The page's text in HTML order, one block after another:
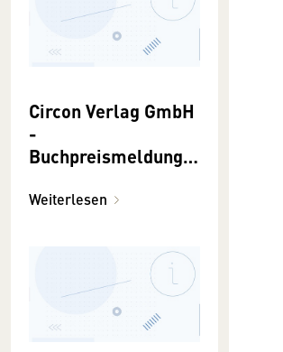
Circon Verlag GmbH
-
Buchpreismeldunge
Weiterlesen